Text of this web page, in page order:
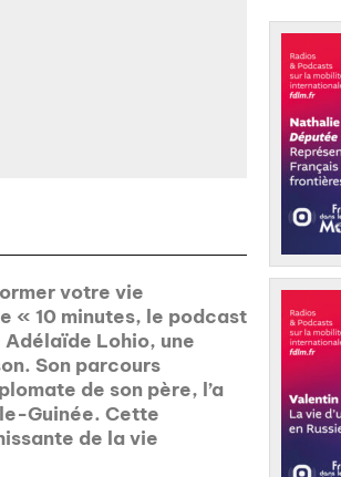
votre vie
« 10 minutes, le podcast
Adélaïde Lohio, une
Son parcours
de son père, l’a
Guinée. Cette
de la vie